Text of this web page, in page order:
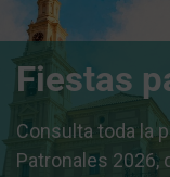
Fiestas
Consulta toda la
Patronales 2026,